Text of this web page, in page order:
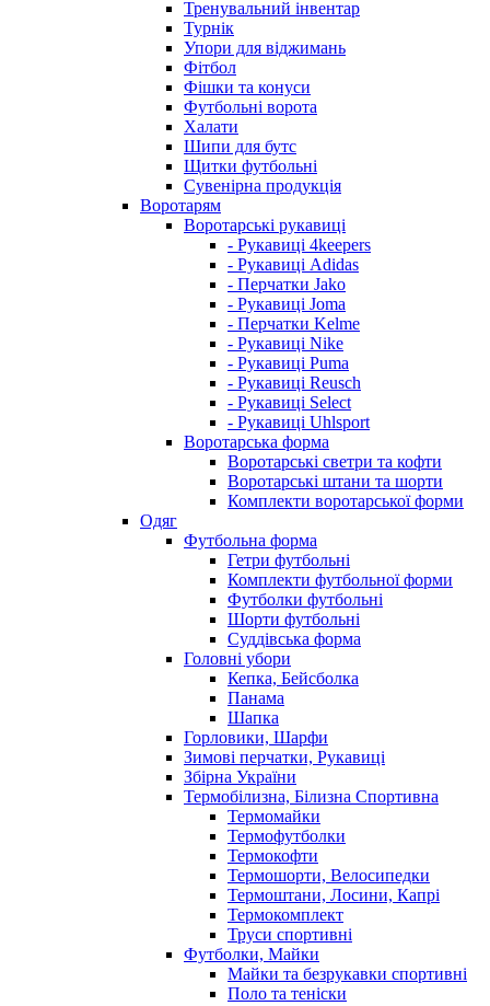
Тренувальний інвентар
Турнік
Упори для віджимань
Фітбол
Фішки та конуси
Футбольні ворота
Халати
Шипи для бутс
Щитки футбольні
Сувенірна продукція
Воротарям
Воротарські рукавиці
- Рукавиці 4keepers
- Рукавиці Adidas
- Перчатки Jako
- Рукавиці Joma
- Перчатки Kelme
- Рукавиці Nike
- Рукавиці Puma
- Рукавиці Reusch
- Рукавиці Select
- Рукавиці Uhlsport
Воротарська форма
Воротарські светри та кофти
Воротарські штани та шорти
Комплекти воротарської форми
Одяг
Футбольна форма
Гетри футбольні
Комплекти футбольної форми
Футболки футбольні
Шорти футбольні
Суддівська форма
Головні убори
Кепка, Бейсболка
Панама
Шапка
Горловики, Шарфи
Зимові перчатки, Рукавиці
Збірна України
Термобілизна, Білизна Спортивна
Термомайки
Термофутболки
Термокофти
Термошорти, Велосипедки
Термоштани, Лосини, Капрі
Термокомплект
Труси спортивні
Футболки, Майки
Майки та безрукавки спортивні
Поло та теніски